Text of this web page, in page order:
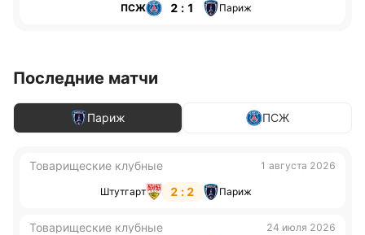
ПСЖ 2 : 1 Париж
Последние матчи
Париж ПСЖ
Товарищеские клубные 1 августа 2026
Штутгарт 2 : 2 Париж
Товарищеские клубные 24 июля 2026